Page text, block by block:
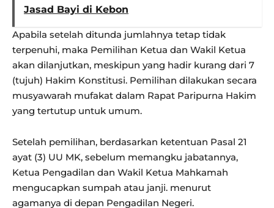
Jasad Bayi di Kebon
Apabila setelah ditunda jumlahnya tetap tidak
terpenuhi, maka Pemilihan Ketua dan Wakil Ketua
akan dilanjutkan, meskipun yang hadir kurang dari 7
(tujuh) Hakim Konstitusi. Pemilihan dilakukan secara
musyawarah mufakat dalam Rapat Paripurna Hakim
yang tertutup untuk umum.
Setelah pemilihan, berdasarkan ketentuan Pasal 21
ayat (3) UU MK, sebelum memangku jabatannya,
Ketua Pengadilan dan Wakil Ketua Mahkamah
mengucapkan sumpah atau janji. menurut
agamanya di depan Pengadilan Negeri.